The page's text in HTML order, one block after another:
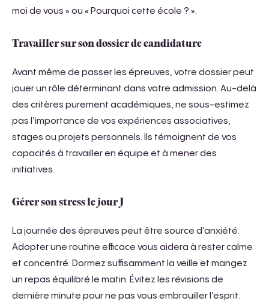
moi de vous » ou « Pourquoi cette école ? ».
Travailler sur son dossier de candidature
Avant même de passer les épreuves, votre dossier peut
jouer un rôle déterminant dans votre admission. Au-delà
des critères purement académiques, ne sous-estimez
pas l’importance de vos expériences associatives,
stages ou projets personnels. Ils témoignent de vos
capacités à travailler en équipe et à mener des
initiatives.
Gérer son stress le jour J
La journée des épreuves peut être source d’anxiété.
Adopter une routine efficace vous aidera à rester calme
et concentré. Dormez suffisamment la veille et mangez
un repas équilibré le matin. Évitez les révisions de
dernière minute pour ne pas vous embrouiller l’esprit.